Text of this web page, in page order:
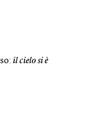
il cielo si è